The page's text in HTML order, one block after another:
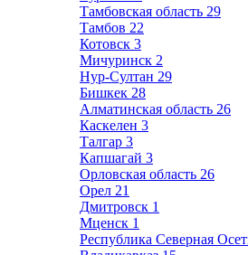
Тамбовская область 29
Тамбов 22
Котовск 3
Мичуринск 2
Нур-Султан 29
Бишкек 28
Алматинская область 26
Каскелен 3
Талгар 3
Капшагай 3
Орловская область 26
Орел 21
Дмитровск 1
Мценск 1
Республика Северная